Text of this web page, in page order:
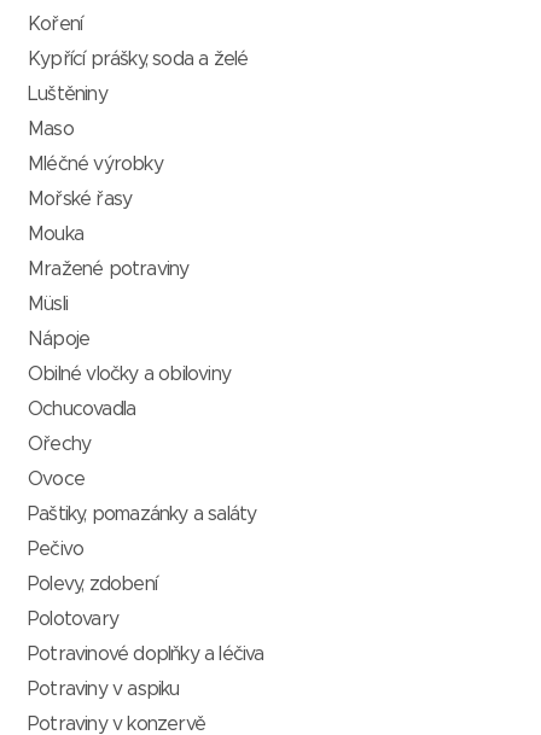
Koření
Kypřící prášky, soda a želé
Luštěniny
Maso
Mléčné výrobky
Mořské řasy
Mouka
Mražené potraviny
Müsli
Nápoje
Obilné vločky a obiloviny
Ochucovadla
Ořechy
Ovoce
Paštiky, pomazánky a saláty
Pečivo
Polevy, zdobení
Polotovary
Potravinové doplňky a léčiva
Potraviny v aspiku
Potraviny v konzervě